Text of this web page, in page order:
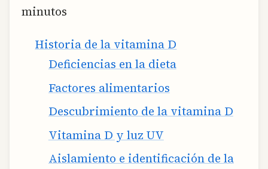
minutos
Historia de la vitamina D
Deficiencias en la dieta
Factores alimentarios
Descubrimiento de la vitamina D
Vitamina D y luz UV
Aislamiento e identificación de la